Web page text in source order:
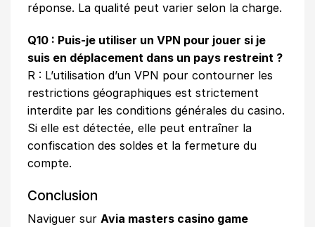
réponse. La qualité peut varier selon la charge.
Q10 : Puis-je utiliser un VPN pour jouer si je
suis en déplacement dans un pays restreint ?
R : L’utilisation d’un VPN pour contourner les
restrictions géographiques est strictement
interdite par les conditions générales du casino.
Si elle est détectée, elle peut entraîner la
confiscation des soldes et la fermeture du
compte.
Conclusion
Naviguer sur Avia masters casino game